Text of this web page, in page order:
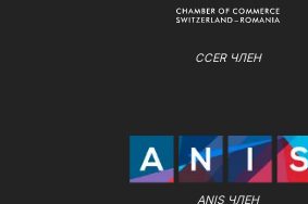
CCER ЧЛЕН
ANIS ЧЛЕН